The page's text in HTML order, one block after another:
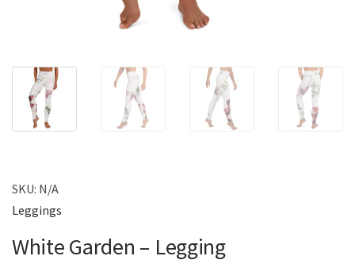
SKU: N/A
Leggings
White Garden – Legging